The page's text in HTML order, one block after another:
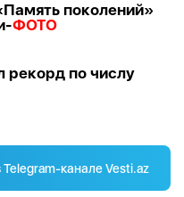
поколений»
ФОТО
рекорд по числу
канале Vesti.az